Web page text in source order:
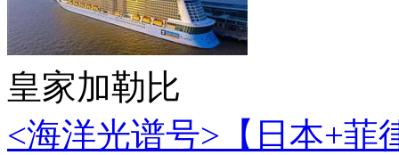
皇家加勒比
<海洋光谱号>【日本+菲